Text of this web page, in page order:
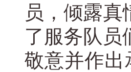
员，倾露
了服务队员
敬意并作出